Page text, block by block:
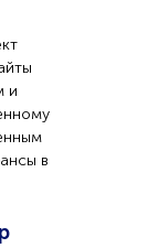
и
в